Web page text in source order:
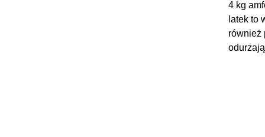
4 kg
latek to
również